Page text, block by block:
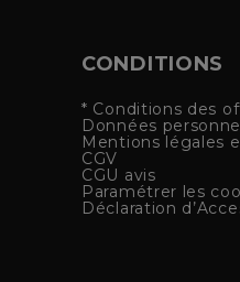
CONDITIONS
* Conditions des
Données
Mentions légales
CGV
CGU avis
Paramétrer les
Déclaration